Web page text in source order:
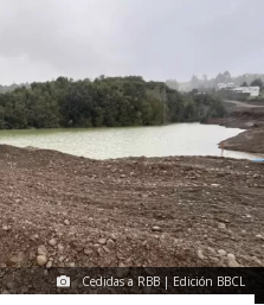
Cedidas a RBB | Edición BBCL